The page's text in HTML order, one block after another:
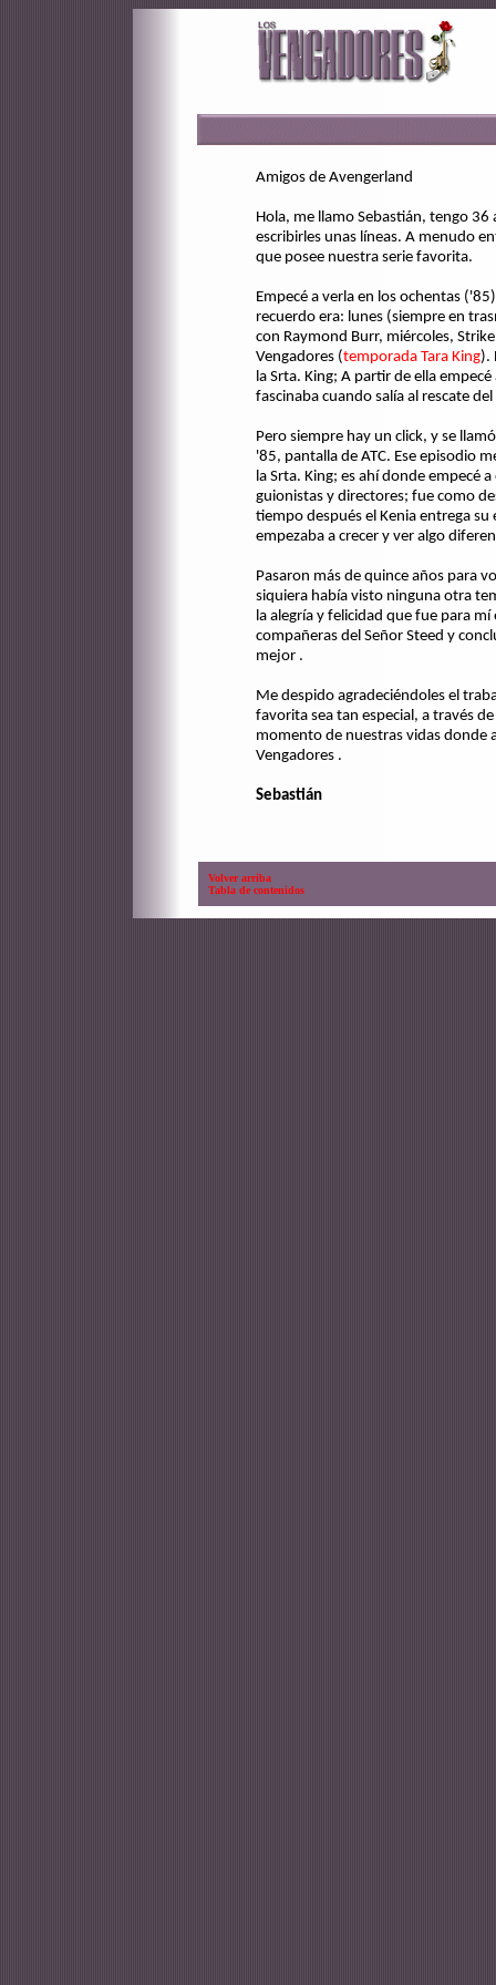
Amigos de Avengerland
Hola, me llamo Sebastián, tengo
escribirles unas líneas. A menudo
que posee nuestra serie favorita.
Empecé a verla en los ochentas
recuerdo era: lunes (siempre en
con Raymond Burr, miércoles,
Vengadores (temporada Tara King).
la Srta. King; A partir de ella
fascinaba cuando salía al rescate del
Pero siempre hay un click, y se
'85, pantalla de ATC. Ese episodio
la Srta. King; es ahí donde empecé
guionistas y directores; fue como
tiempo después el Kenia entrega
empezaba a crecer y ver algo
Pasaron más de quince años para
siquiera había visto ninguna otra
la alegría y felicidad que fue para mí
compañeras del Señor Steed y
mejor .
Me despido agradeciéndoles el
favorita sea tan especial, a través
momento de nuestras vidas donde
Vengadores .
Sebastián
Volver arriba
Tabla de contenidos